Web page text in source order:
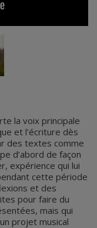
la voix principale
et l’écriture dès
des textes comme
d’abord de façon
expérience qui lui
cette période
et des
pour faire du
mais qui
projet musical